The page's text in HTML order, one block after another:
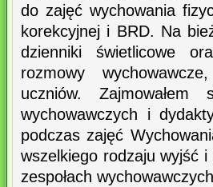
do zajęć wychowania
korekcyjnej i BRD. Na
dzienniki świetlicowe
rozmowy
uczniów. Zajmowałem
wychowawczych i
podczas zajęć
wszelkiego rodzaju wyjść
zespołach